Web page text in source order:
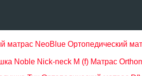
матрас NeoBlue Ортопедический
Noble Nick-neck M (f) Матрас